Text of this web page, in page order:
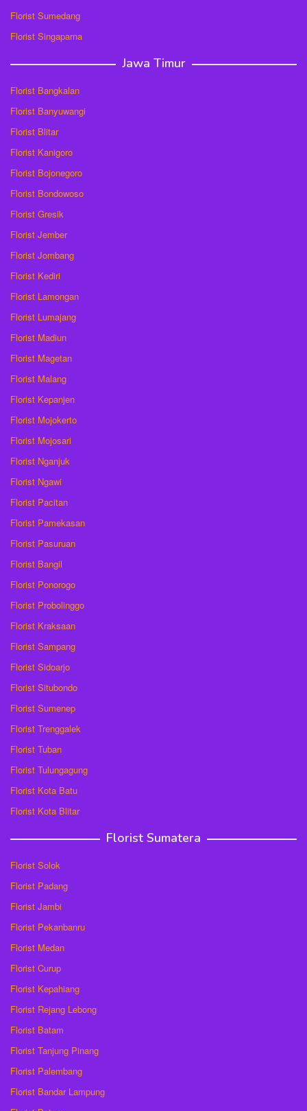
Florist Sumedang
Florist Singaparna
Jawa Timur
Florist Bangkalan
Florist Banyuwangi
Florist Blitar
Florist Kanigoro
Florist Bojonegoro
Florist Bondowoso
Florist Gresik
Florist Jember
Florist Jombang
Florist Kediri
Florist Lamongan
Florist Lumajang
Florist Madiun
Florist Magetan
Florist Malang
Florist Kepanjen
Florist Mojokerto
Florist Mojosari
Florist Nganjuk
Florist Ngawi
Florist Pacitan
Florist Pamekasan
Florist Pasuruan
Florist Bangil
Florist Ponorogo
Florist Probolinggo
Florist Kraksaan
Florist Sampang
Florist Sidoarjo
Florist Situbondo
Florist Sumenep
Florist Trenggalek
Florist Tuban
Florist Tulungagung
Florist Kota Batu
Florist Kota Blitar
Florist Sumatera
Florist Solok
Florist Padang
Florist Jambi
Florist Pekanbanru
Florist Medan
Florist Curup
Florist Kepahiang
Florist Rejang Lebong
Florist Batam
Florist Tanjung Pinang
Florist Palembang
Florist Bandar Lampung